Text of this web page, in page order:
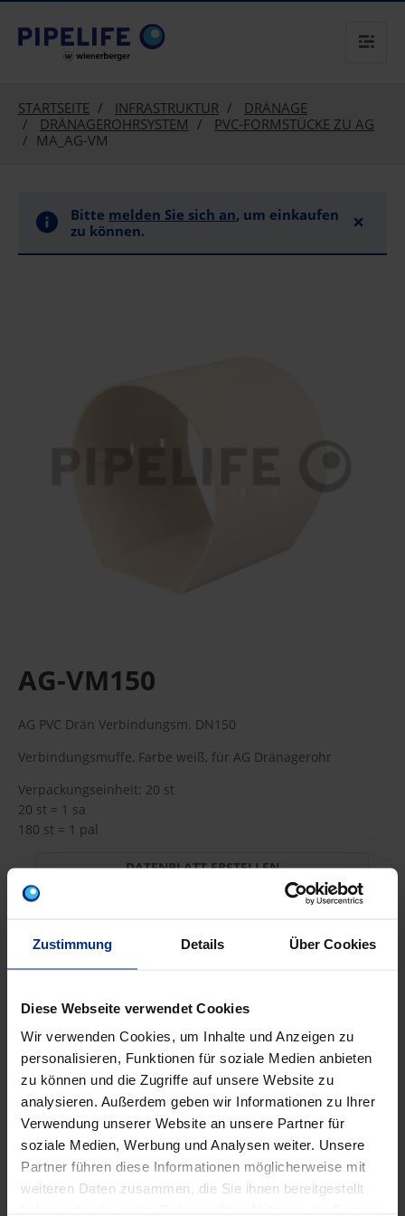
Zustimmung Details Über Cookies
Diese Webseite verwendet Cookies
Wir verwenden Cookies, um Inhalte und Anzeigen zu
personalisieren, Funktionen für soziale Medien anbieten
zu können und die Zugriffe auf unsere Website zu
analysieren. Außerdem geben wir Informationen zu Ihrer
Verwendung unserer Website an unsere Partner für
soziale Medien, Werbung und Analysen weiter. Unsere
Partner führen diese Informationen möglicherweise mit
weiteren Daten zusammen, die Sie ihnen bereitgestellt
text.skipToContent
text.skipToNavigation
STARTSEITE INFRASTRUKTUR
DRÄNAGE
DRÄNAGEROHRSYSTEM
PVC-FORMSTÜCKE ZU AG
MA_AG-VM
Bitte melden Sie sich an, um einkaufen
zu können.
×
AG-VM150
AG PVC Drän Verbindungsm. DN150
Verbindungsmuffe, Farbe weiß, für AG Dränagerohr
Verpackungseinheit: 20 st
20 st = 1 sa
180 st = 1 pal
DATENBLATT ERSTELLEN
AG-VM150
MINUS
27,30 €
pro 1 st (exkl. Mwst.)
AGB
Code